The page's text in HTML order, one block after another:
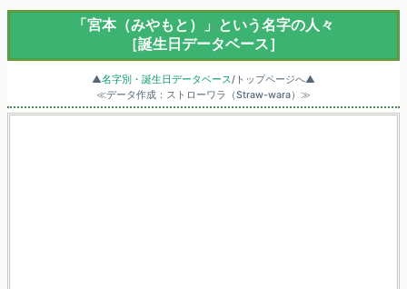
「宮本（みやもと）」という名字の人々
［誕生日データベース］
▲名字別・誕生日データベース/トップページへ▲
≪データ作成：ストローワラ（Straw-wara）≫